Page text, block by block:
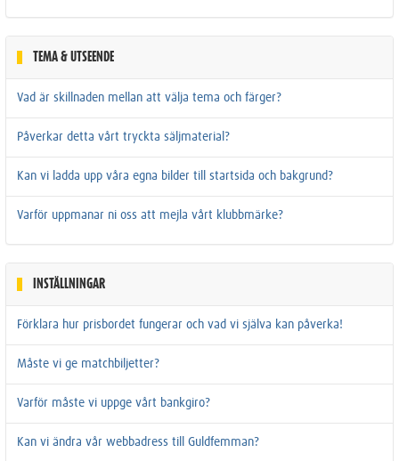
TEMA & UTSEENDE
Vad är skillnaden mellan att välja tema och färger?
Påverkar detta vårt tryckta säljmaterial?
Kan vi ladda upp våra egna bilder till startsida och bakgrund?
Varför uppmanar ni oss att mejla vårt klubbmärke?
INSTÄLLNINGAR
Förklara hur prisbordet fungerar och vad vi själva kan påverka!
Måste vi ge matchbiljetter?
Varför måste vi uppge vårt bankgiro?
Kan vi ändra vår webbadress till Guldfemman?